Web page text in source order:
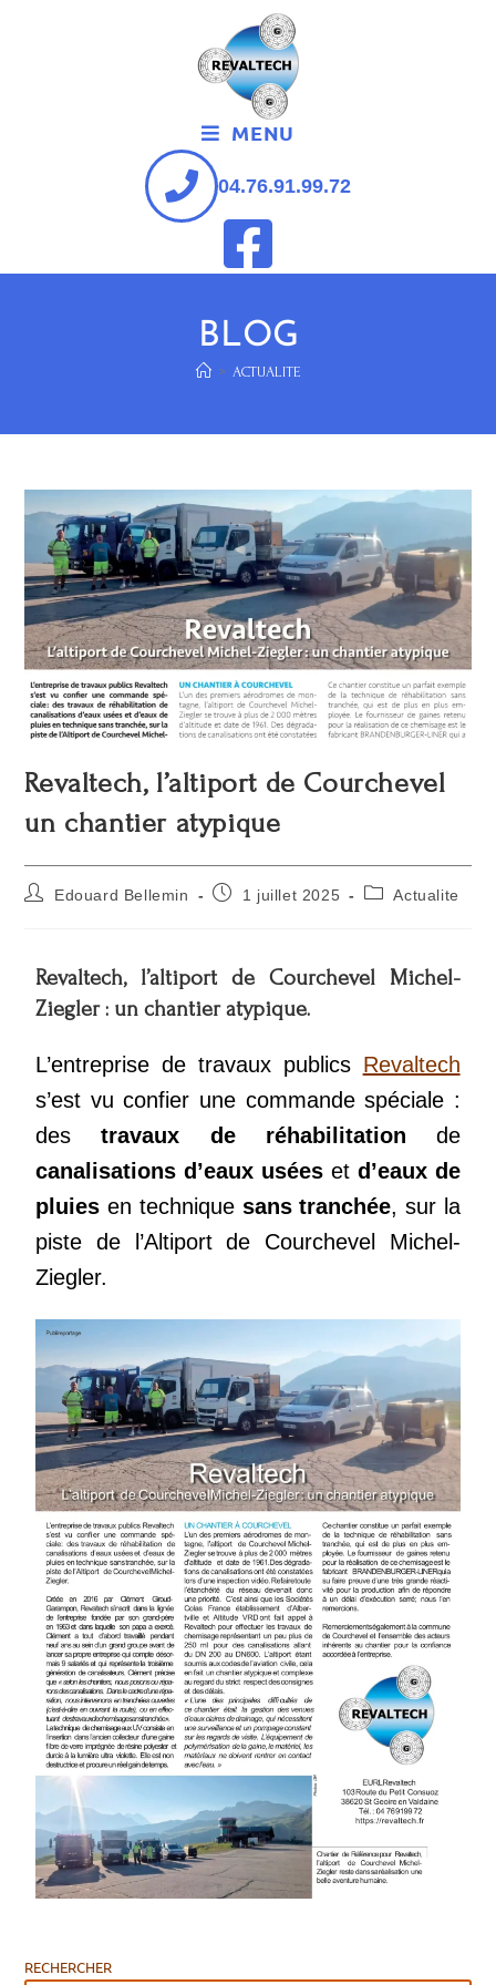
MENU
04.76.91.99.72
BLOG
> ACTUALITE
Revaltech, l’altiport de Courchevel
un chantier atypique
Edouard Bellemin 1 juillet 2025 Actualite
Revaltech, l’altiport de Courchevel Michel-
Ziegler : un chantier atypique.
L’entreprise de travaux publics Revaltech
s’est vu confier une commande spéciale :
destravaux de réhabilitation de
canalisations d’eaux usées et d’eaux de
pluies en technique sans tranchée, sur la
piste de l’Altiport de Courchevel Michel-
Ziegler.
RECHERCHER